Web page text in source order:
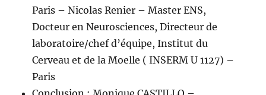
Paris – Nicolas Renier – Master ENS,
Docteur en Neurosciences, Directeur de
laboratoire/chef d’équipe, Institut du
Cerveau et de la Moelle ( INSERM U 1127) –
Paris